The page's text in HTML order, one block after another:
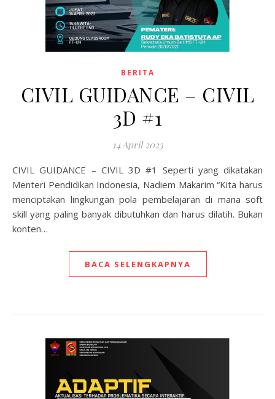
BERITA
CIVIL GUIDANCE – CIVIL
3D #1
14 April 2023
CIVIL GUIDANCE – CIVIL 3D #1 Seperti yang dikatakan
Menteri Pendidikan Indonesia, Nadiem Makarim “Kita harus
menciptakan lingkungan pola pembelajaran di mana soft
skill yang paling banyak dibutuhkan dan harus dilatih. Bukan
konten…
BACA SELENGKAPNYA